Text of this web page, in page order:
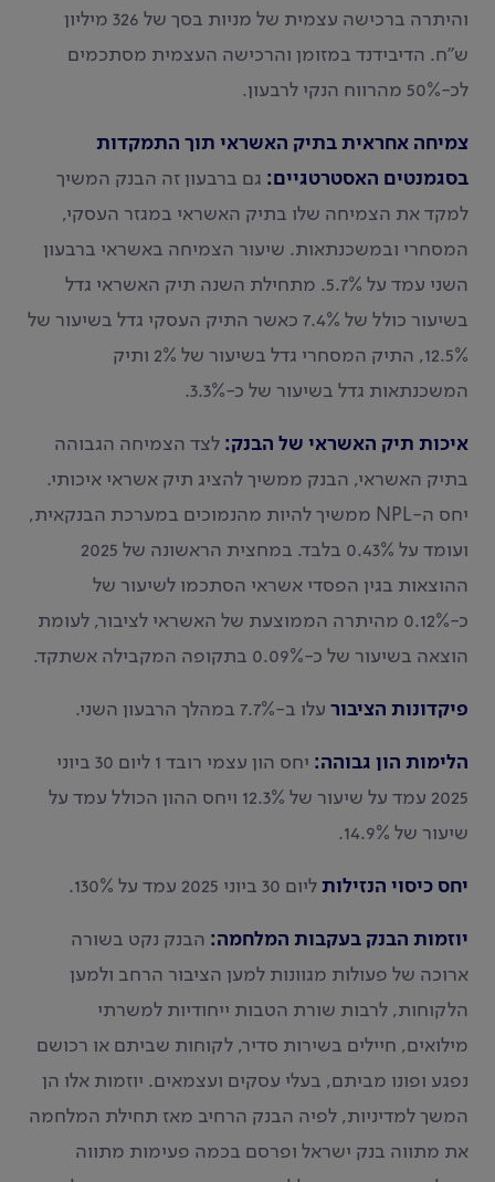
והיתרה ברכישה עצמית של מניות בסך של 326 מיליון
ש"ח. הדיבידנד במזומן והרכישה העצמית מסתכמים
לכ-50% מהרווח הנקי לרבעון.
צמיחה אחראית בתיק האשראי תוך התמקדות
בסגמנטים האסטרטגיים: גם ברבעון זה הבנק המשיך
למקד את הצמיחה שלו בתיק האשראי במגזר העסקי,
המסחרי ובמשכנתאות. שיעור הצמיחה באשראי ברבעון
השני עמד על 5.7%. מתחילת השנה תיק האשראי גדל
בשיעור כולל של 7.4% כאשר התיק העסקי גדל בשיעור של
12.5%, התיק המסחרי גדל בשיעור של 2% ותיק
המשכנתאות גדל בשיעור של כ-3.3%.
איכות תיק האשראי של הבנק: לצד הצמיחה הגבוהה
בתיק האשראי, הבנק ממשיך להציג תיק אשראי איכותי.
יחס ה-NPL ממשיך להיות מהנמוכים במערכת הבנקאית,
ועומד על 0.43% בלבד. במחצית הראשונה של 2025
ההוצאות בגין הפסדי אשראי הסתכמו לשיעור של
כ-0.12% מהיתרה הממוצעת של האשראי לציבור, לעומת
הוצאה בשיעור של כ-0.09% בתקופה המקבילה אשתקד.
פיקדונות הציבור עלו ב-7.7% במהלך הרבעון השני.
הלימות הון גבוהה:
יחס הון עצמי רובד 1 ליום 30 ביוני
2025 עמד על שיעור של 12.3% ויחס ההון הכולל עמד על
שיעור של 14.9%.
יחס כיסוי הנזילות ליום 30 ביוני 2025 עמד על 130%.
יוזמות הבנק בעקבות המלחמה: הבנק נקט בשורה
ארוכה של פעולות מגוונות למען הציבור הרחב ולמען
הלקוחות, לרבות שורת הטבות ייחודיות למשרתי
מילואים, חיילים בשירות סדיר, לקוחות שביתם או רכושם
נפגע ופונו מביתם, בעלי עסקים ועצמאים. יוזמות אלו הן
המשך למדיניות, לפיה הבנק הרחיב מאז תחילת המלחמה
את מתווה בנק ישראל ופרסם בכמה פעימות מתווה